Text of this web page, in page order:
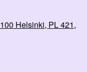
Helsinki, PL 421,